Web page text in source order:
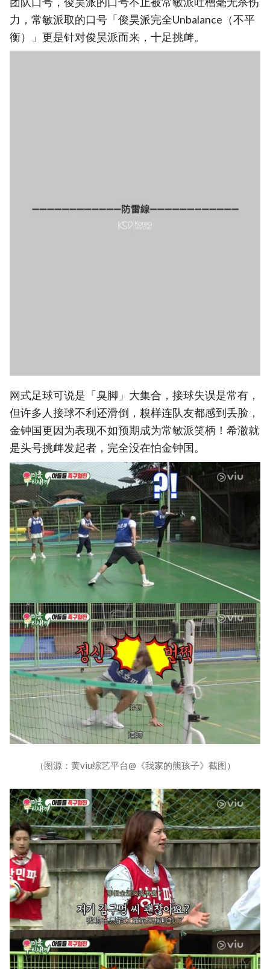
力，常敏派取的口号「俊昊派完全Unbalance（不平
衡）」更是针对俊昊派而来，十足挑衅。
网式足球可说是「臭脚」大集合，接球失误是常有，
但许多人接球不利还滑倒，糗样连队友都感到丢脸，
金钟国更因为表现不如预期成为常敏派笑柄！希澈就
是头号挑衅发起者，完全没在怕金钟国。
（图源：黄viu综艺平台@《我家的熊孩子》截图）